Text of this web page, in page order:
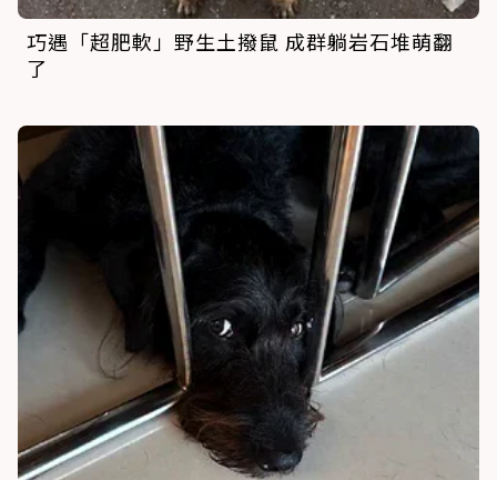
巧遇「超肥軟」野生土撥鼠 成群躺岩石堆萌翻
了